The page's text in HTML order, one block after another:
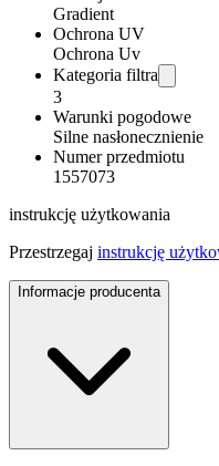
Gradient
Ochrona UV
Ochrona Uv
Kategoria filtra
3
Warunki pogodowe
Silne nasłonecznienie
Numer przedmiotu
1557073
instrukcję użytkowania
Przestrzegaj instrukcję
Informacje producenta